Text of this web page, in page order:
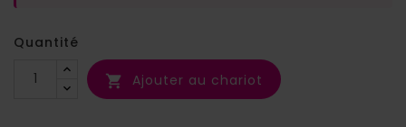
Quantité
 Ajouter au chariot